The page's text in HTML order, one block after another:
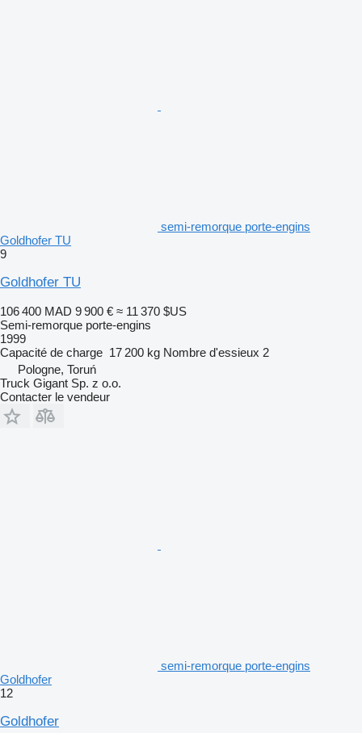
semi-remorque porte-engins
Goldhofer TU
9
Goldhofer TU
106 400 MAD 9 900 € ≈ 11 370 $US
Semi-remorque porte-engins
1999
Capacité de charge 17 200 kg Nombre d'essieux 2
Pologne, Toruń
Truck Gigant Sp. z o.o.
Contacter le vendeur
semi-remorque porte-engins
Goldhofer
12
Goldhofer